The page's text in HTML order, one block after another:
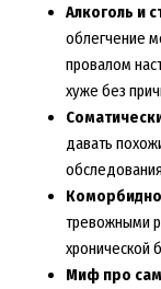
Алкоголь и
облегчение
провалом
хуже без
давать
тревожными
хронической
Миф про